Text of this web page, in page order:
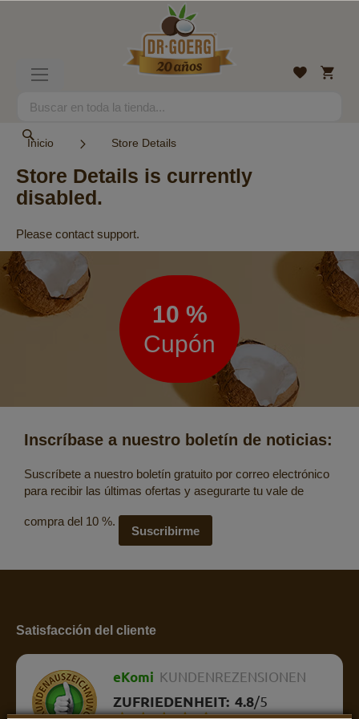
Search
Lista
Mi
cesta
Inicio Store Details
Store Details is currently
disabled.
Please contact support.
Boletín
de
noticias
10 %
Cupón
Inscríbase a nuestro boletín de noticias:
Suscríbete a nuestro boletín gratuito por correo electrónico
para recibir las últimas ofertas y asegurarte tu vale de
compra del 10 %.
Suscribirme
Satisfacción del cliente
eKomi KUNDENREZENSIONEN
ZUFRIEDENHEIT: 4.8/5